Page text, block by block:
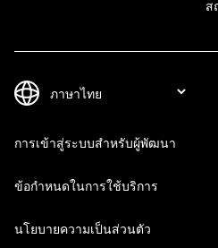
ส
การเข้าสู่ระบบสำหรับผู้พัฒนา
ข้อกำหนดในการใช้บริการ
นโยบายความเป็นส่วนตัว